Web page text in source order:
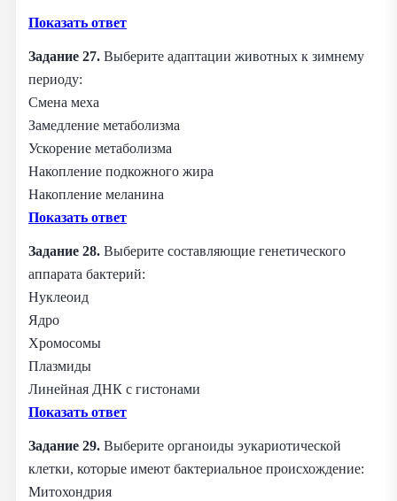
Показать ответ
Задание 27. Выберите адаптации животных к зимнему
периоду:
Смена меха
Замедление метаболизма
Ускорение метаболизма
Накопление подкожного жира
Накопление меланина
Показать ответ
Задание 28. Выберите составляющие генетического
аппарата бактерий:
Нуклеоид
Ядро
Хромосомы
Плазмиды
Линейная ДНК с гистонами
Показать ответ
Задание 29. Выберите органоиды эукариотической
клетки, которые имеют бактериальное происхождение:
Митохондрия